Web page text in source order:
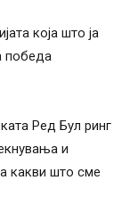
која што ја
победа
Ред Бул ринг
и
какви што сме